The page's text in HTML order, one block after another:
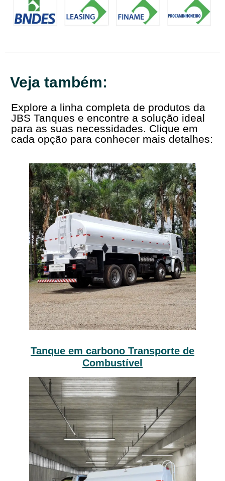
Veja também:
Explore a linha completa de produtos da
JBS Tanques e encontre a solução ideal
para as suas necessidades. Clique em
cada opção para conhecer mais detalhes:
Tanque em carbono Transporte de
Combustível